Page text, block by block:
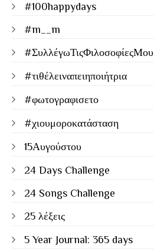
#100happydays
#m__m
#ΣυλλέγωΤιςΦιλοσοφίεςΜου
#τιθέλειναπειηποιήτρια
#φωτογραφισετο
#χιουμοροκατάσταση
15Αυγούστου
24 Days Challenge
24 Songs Challenge
25 λέξεις
5 Year Journal: 365 days